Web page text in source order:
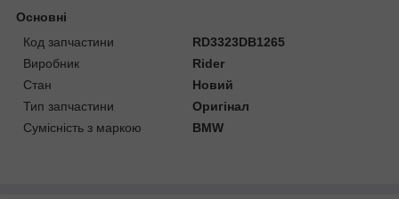
Основні
Код запчастини
RD3323DB1265
Виробник
Rider
Стан
Новий
Тип запчастини
Оригінал
Сумісність з маркою
BMW